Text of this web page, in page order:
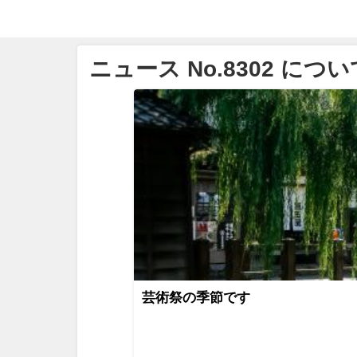
ニュース No.8302 につい
芸術祭の季節です